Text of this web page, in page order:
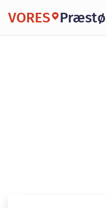
VORES Præstø